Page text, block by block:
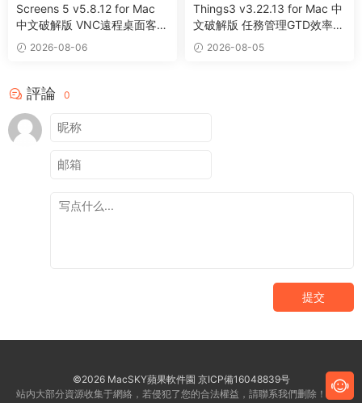
Screens 5 v5.8.12 for Mac
中文破解版 VNC遠程桌面客戶
端應用程序
2026-08-06
Things3 v3.22.13 for Mac 中
文破解版 任務管理GTD效率工
具 2026-08-05
評論 0
提交
©2026 MacSKY蘋果軟件園 京ICP備16048839号
站内大部分資源收集于網絡，若侵犯了您的合法權益，請聯系我們删除！客服